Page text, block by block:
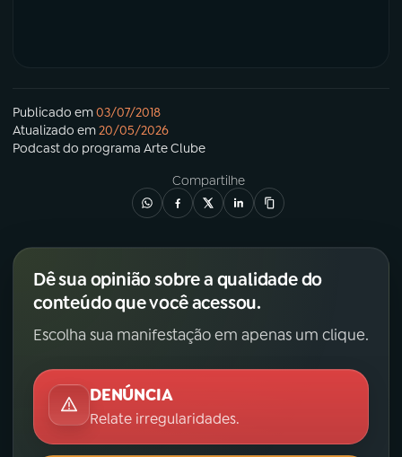
Publicado em03/07/2018
Atualizado em20/05/2026
Podcastdo programa Arte Clube
Compartilhe
Dê sua opinião sobre a qualidade do
conteúdo que você acessou.
Escolha sua manifestação em apenas um clique.
DENÚNCIA
Relate irregularidades.